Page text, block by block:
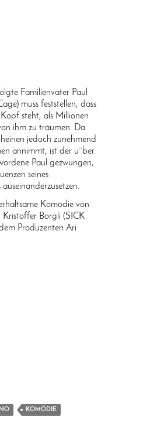
Familienvater Paul
muss feststellen, dass
steht, als Millionen
ihm zu träumen. Da
jedoch zunehmend
annimmt, ist der u¨ber
Paul gezwungen,
seines
Komödie von
Kristoffer Borgli (SICK
Produzenten Ari
KOMÖDIE